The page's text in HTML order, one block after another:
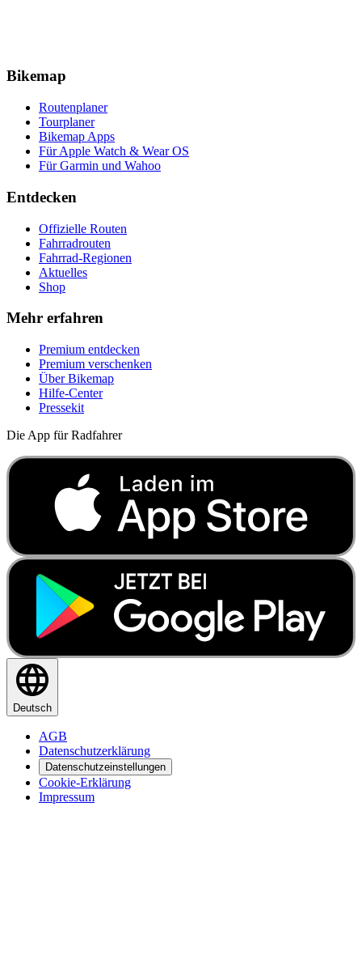
Bikemap
Routenplaner
Tourplaner
Bikemap Apps
Für Apple Watch & Wear OS
Für Garmin und Wahoo
Entdecken
Offizielle Routen
Fahrradrouten
Fahrrad-Regionen
Aktuelles
Shop
Mehr erfahren
Premium entdecken
Premium verschenken
Über Bikemap
Hilfe-Center
Pressekit
Die App für Radfahrer
Deutsch
AGB
Datenschutzerklärung
Datenschutzeinstellungen
Cookie-Erklärung
Impressum